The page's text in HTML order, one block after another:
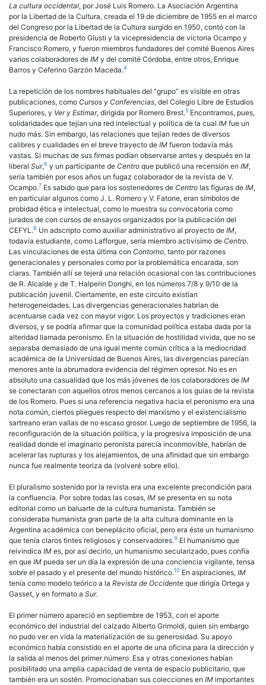
La cultura occidental, por José Luis Romero. La Asociación Argentina
por la Libertad de la Cultura, creada el 19 de diciembre de 1955 en el marco
del Congreso por la Libertad de la Cultura surgido en 1950, contó con la
presidencia de Roberto Giusti y la vicepresidencia de victoria Ocampo y
Francisco Romero, y fueron miembros fundadores del comité Buenos Aires
varios colaboradores de IM y del comité Córdoba, entre otros, Enrique
Barros y Ceferino Garzón Maceda.4
La repetición de los nombres habituales del “grupo” es visible en otras
publicaciones, como Cursos y Conferencias, del Colegio Libre de Estudios
Superiores, y Ver y Estimar, dirigida por Romero Brest.5 Encontramos, pues,
solidaridades que tejían una red intelectual y política de la cual IM fue un
nudo más. Sin embargo, las relaciones que tejían redes de diversos
calibres y cualidades en el breve trayecto de IM fueron todavía más
vastas. Si muchas de sus firmas podían observarse antes y después en la
liberal Sur,6 y un participante de Centro que publicó una recensión en IM,
sería también por esos años un fugaz colaborador de la revista de V.
Ocampo.7 Es sabido que para los sostenedores de Centro las figuras de IM,
en particular algunos como J. L. Romero y V. Fatone, eran símbolos de
probidad ética e intelectual, como lo muestra su convocatoria como
jurados de con cursos de ensayos organizados por la publicación del
CEFYL.8 Un adscripto como auxiliar administrativo al proyecto de IM,
todavía estudiante, como Lafforgue, sería miembro activísimo de Centro.
Las vinculaciones de esta última con Contorno, tanto por razones
generacionales y personales como por la problemática encarada, son
claras. También allí se tejerá una relación ocasional con las contribuciones
de R. Alcalde y de T. Halperin Donghi, en los números 7/8 y 9/10 de la
publicación juvenil. Ciertamente, en este circuito existían
heterogeneidades. Las divergencias generacionales habrían de
acentuarse cada vez con mayor vigor. Los proyectos y tradiciones eran
diversos, y se podría afirmar que la comunidad política estaba dada por la
alteridad llamada peronismo. En la situación de hostilidad vivida, que no se
separaba demasiado de una igual mente común crítica a la mediocridad
académica de la Universidad de Buenos Aires, las divergencias parecían
menores ante la abrumadora evidencia del régimen opresor. No es en
absoluto una casualidad que los más jóvenes de los colaboradores de IM
se conectaran con aquellos otros menos cercanos a los guías de la revista
de los Romero. Pues si una referencia negativa hacia el peronismo era una
nota común, ciertos pliegues respecto del marxismo y el existencialismo
sartreano eran vallas de no escaso grosor. Luego de septiembre de 1956, la
reconfiguración de la situación política, y la progresiva imposición de una
realidad donde el imaginario peronista parecía inconmovible, habrían de
acelerar las rupturas y los alejamientos, de una afinidad que sin embargo
nunca fue realmente teoriza da (volveré sobre ello).
El pluralismo sostenido por la revista era una excelente precondición para
la confluencia. Por sobre todas las cosas, IM se presenta en su nota
editorial como un baluarte de la cultura humanista. También se
consideraba humanista gran parte de la alta cultura dominante en la
Argentina académica con beneplácito oficial, pero era éste un humanismo
que tenía claros tintes religiosos y conservadores.9 El humanismo que
reivindica IM es, por así decirlo, un humanismo secularizado, pues confía
en que IM pueda ser un día la expresión de una conciencia vigilante, tensa
sobre el pasado y el presente del mundo histórico.10 En aspiraciones, IM
tenía como modelo teórico a la Revista de Occidente que dirigía Ortega y
Gasset, y en formato a Sur.
El primer número apareció en septiembre de 1953, con el aporte
económico del industrial del calzado Alberto Grimoldi, quien sin embargo
no pudo ver en vida la materialización de su generosidad. Su apoyo
económico había consistido en el aporte de una oficina para la dirección y
la salida al menos del primer número. Esa y otras conexiones habían
posibilitado una amplia capacidad de venta de espacio publicitario, que
también era un sostén. Promocionaban sus colecciones en IM importantes